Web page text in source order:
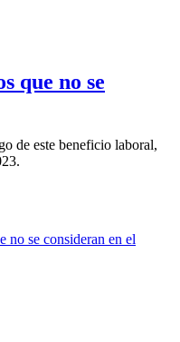
que no se
de este beneficio laboral,